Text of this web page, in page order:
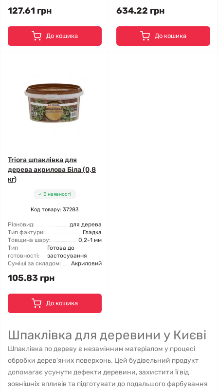
127.61 грн
До кошика
634.22 грн
До кошика
Triora шпаклівка для
дерева акрилова Біла (0,8
кг)
В наявності
Код товару: 37283
Різновид:
для дерева
Тип фактури:
Гладка
Товщина шару:
0,2-1 мм
Тип
готовності:
Готова до
застосування
Суміші за складом:
Акриловий
105.83 грн
До кошика
Шпаклівка для деревини у Києві
Шпаклівка по дереву є незамінним матеріалом у процесі
обробки дерев'яних поверхонь. Цей будівельний продукт
допомагає усунути дефекти деревини, захистити її від
зовнішніх впливів та підготувати до подальшого фарбування